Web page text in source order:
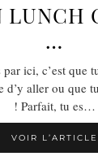
LUNCH
…
ici, c’est que
d’y aller ou que
! Parfait, tu es…
VOIR L’ARTICLE